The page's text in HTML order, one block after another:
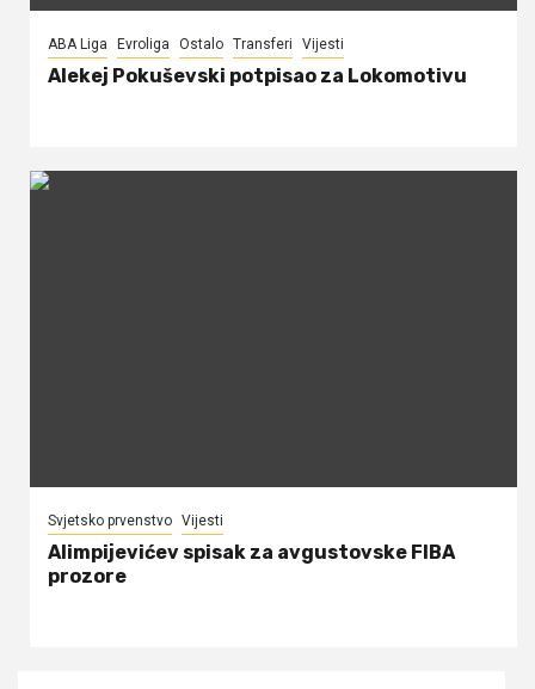
ABA Liga Evroliga Ostalo Transferi Vijesti
Alekej Pokuševski potpisao za Lokomotivu
Svjetsko prvenstvo Vijesti
Alimpijevićev spisak za avgustovske FIBA
prozore